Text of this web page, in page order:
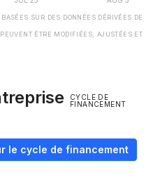
SUR DES DONNÉES DÉRIVÉES DE
ÊTRE MODIFIÉES, AJUSTÉES ET
CYCLE DE
FINANCEMENT
le cycle de financement